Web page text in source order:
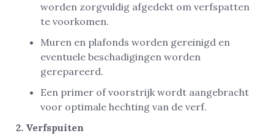
worden zorgvuldig afgedekt om verfspatten
te voorkomen.
Muren en plafonds worden gereinigd en
eventuele beschadigingen worden
gerepareerd.
Een primer of voorstrijk wordt aangebracht
voor optimale hechting van de verf.
2. Verfspuiten